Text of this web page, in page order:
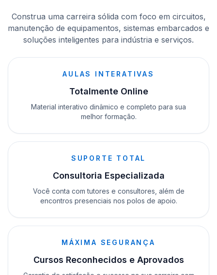
Construa uma carreira sólida com foco em circuitos,
manutenção de equipamentos, sistemas embarcados e
soluções inteligentes para indústria e serviços.
AULAS INTERATIVAS
Totalmente Online
Material interativo dinâmico e completo para sua
melhor formação.
SUPORTE TOTAL
Consultoria Especializada
Você conta com tutores e consultores, além de
encontros presenciais nos polos de apoio.
MÁXIMA SEGURANÇA
Cursos Reconhecidos e Aprovados